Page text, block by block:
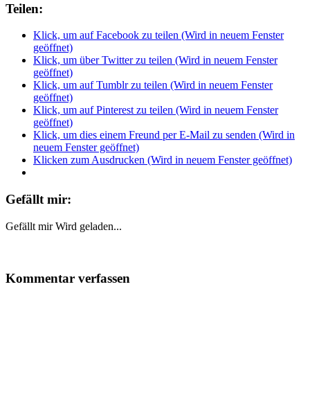
Teilen:
Klick, um auf Facebook zu teilen (Wird in neuem Fenster
geöffnet)
Klick, um über Twitter zu teilen (Wird in neuem Fenster
geöffnet)
Klick, um auf Tumblr zu teilen (Wird in neuem Fenster
geöffnet)
Klick, um auf Pinterest zu teilen (Wird in neuem Fenster
geöffnet)
Klick, um dies einem Freund per E-Mail zu senden (Wird in
neuem Fenster geöffnet)
Klicken zum Ausdrucken (Wird in neuem Fenster geöffnet)
Gefällt mir:
Gefällt mir Wird geladen...
Kommentar verfassen